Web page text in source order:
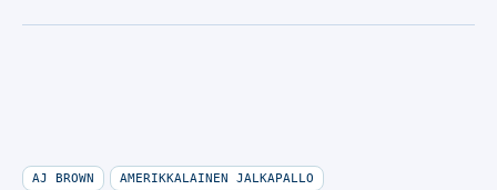
AJ BROWN AMERIKKALAINEN JALKAPALLO